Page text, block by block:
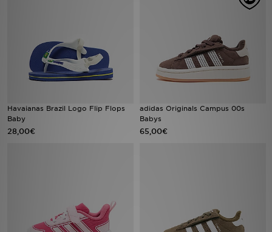
Havaianas Brazil Logo Flip Flops
Baby
28,00€
adidas Originals Campus 00s
Babys
65,00€
Geschenkkarte
Filialfinder
Meine Nachrichten
Trending Styles